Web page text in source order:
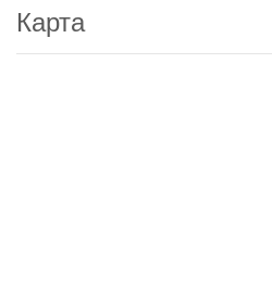
Карта